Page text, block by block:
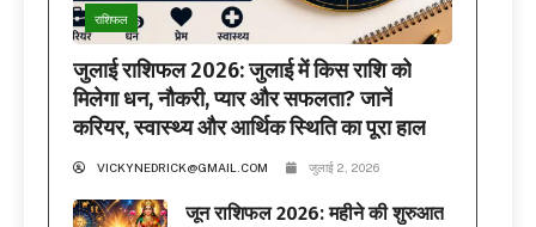
राशिफल
जुलाई राशिफल 2026: जुलाई में किस राशि को
मिलेगा धन, नौकरी, प्यार और सफलता? जानें
करियर, स्वास्थ्य और आर्थिक स्थिति का पूरा हाल
VICKYNEDRICK@GMAIL.COM जुलाई 2, 2026
जून राशिफल 2026: महीने की शुरुआत